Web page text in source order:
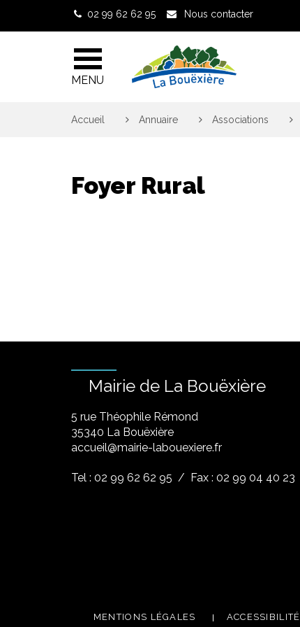
02 99 62 62 95 Nous contacter
MENU
Accueil Annuaire Associations
Foyer Rural
Mairie de La Bouëxière
5 rue Théophile Rémond
​35340 La Bouëxière
accueil@mairie-labouexiere.fr
Tel : 02 99 62 62 95 / Fax : 02 99 04 40 23
MENTIONS LÉGALES ACCESSIBILITÉ